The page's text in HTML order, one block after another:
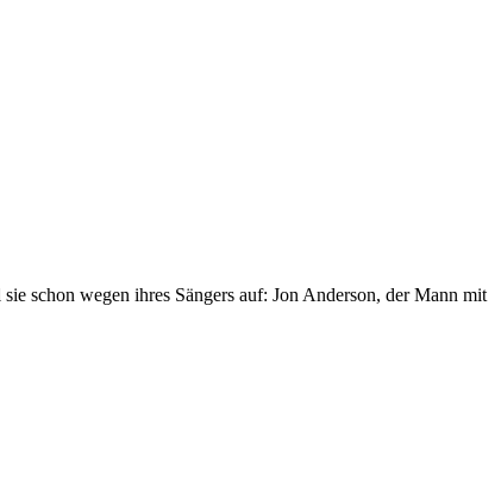
schon wegen ihres Sängers auf: Jon Anderson, der Mann mit